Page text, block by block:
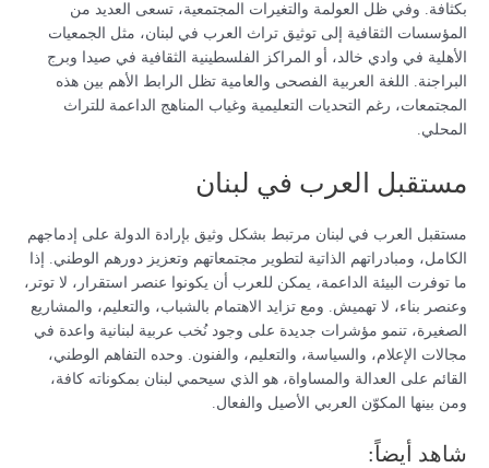
بكثافة. وفي ظل العولمة والتغيرات المجتمعية، تسعى العديد من
المؤسسات الثقافية إلى توثيق تراث العرب في لبنان، مثل الجمعيات
الأهلية في وادي خالد، أو المراكز الفلسطينية الثقافية في صيدا وبرج
البراجنة. اللغة العربية الفصحى والعامية تظل الرابط الأهم بين هذه
المجتمعات، رغم التحديات التعليمية وغياب المناهج الداعمة للتراث
المحلي.
مستقبل العرب في لبنان
مستقبل العرب في لبنان مرتبط بشكل وثيق بإرادة الدولة على إدماجهم
الكامل، ومبادراتهم الذاتية لتطوير مجتمعاتهم وتعزيز دورهم الوطني. إذا
ما توفرت البيئة الداعمة، يمكن للعرب أن يكونوا عنصر استقرار، لا توتر،
وعنصر بناء، لا تهميش. ومع تزايد الاهتمام بالشباب، والتعليم، والمشاريع
الصغيرة، تنمو مؤشرات جديدة على وجود نُخب عربية لبنانية واعدة في
مجالات الإعلام، والسياسة، والتعليم، والفنون. وحده التفاهم الوطني،
القائم على العدالة والمساواة، هو الذي سيحمي لبنان بمكوناته كافة،
ومن بينها المكوّن العربي الأصيل والفعال.
شاهد أيضاً: